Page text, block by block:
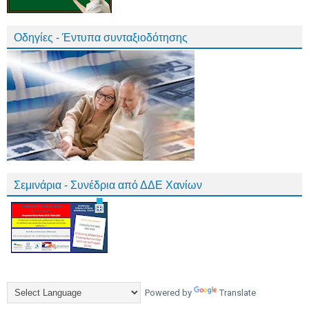
Οδηγίες - Έντυπα συνταξιοδότησης
Σεμινάρια - Συνέδρια από ΔΔΕ Χανίων
Powered by Translate